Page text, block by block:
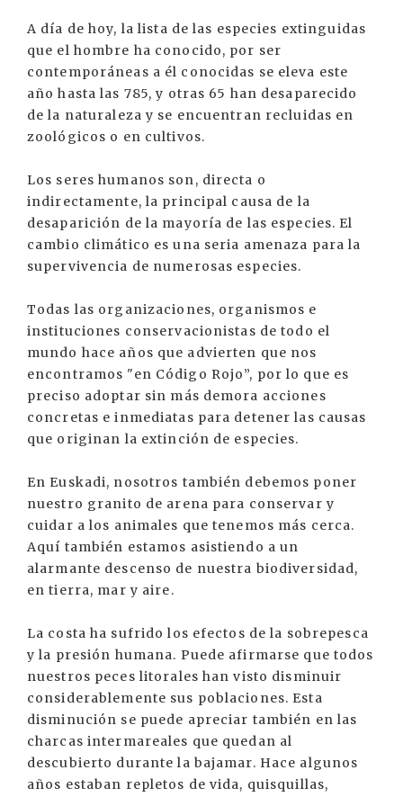
A día de hoy, la lista de las especies extinguidas
que el hombre ha conocido, por ser
contemporáneas a él conocidas se eleva este
año hasta las 785, y otras 65 han desaparecido
de la naturaleza y se encuentran recluidas en
zoológicos o en cultivos.
Los seres humanos son, directa o
indirectamente, la principal causa de la
desaparición de la mayoría de las especies. El
cambio climático es una seria amenaza para la
supervivencia de numerosas especies.
Todas las organizaciones, organismos e
instituciones conservacionistas de todo el
mundo hace años que advierten que nos
encontramos "en Código Rojo”, por lo que es
preciso adoptar sin más demora acciones
concretas e inmediatas para detener las causas
que originan la extinción de especies.
En Euskadi, nosotros también debemos poner
nuestro granito de arena para conservar y
cuidar a los animales que tenemos más cerca.
Aquí también estamos asistiendo a un
alarmante descenso de nuestra biodiversidad,
en tierra, mar y aire.
La costa ha sufrido los efectos de la sobrepesca
y la presión humana. Puede afirmarse que todos
nuestros peces litorales han visto disminuir
considerablemente sus poblaciones. Esta
disminución se puede apreciar también en las
charcas intermareales que quedan al
descubierto durante la bajamar. Hace algunos
años estaban repletos de vida, quisquillas,